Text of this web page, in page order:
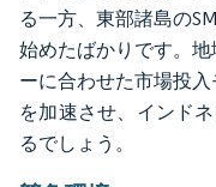
る一方、東部諸島の
始めたばかりです。
ーに合わせた市場投
を加速させ、インド
るでしょう。